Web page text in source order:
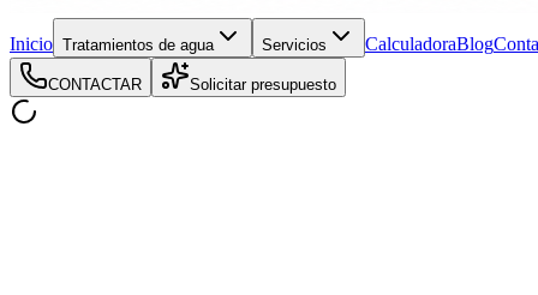
Inicio Tratamientos de agua Servicios CalculadoraBlog
CONTACTAR Solicitar presupuesto